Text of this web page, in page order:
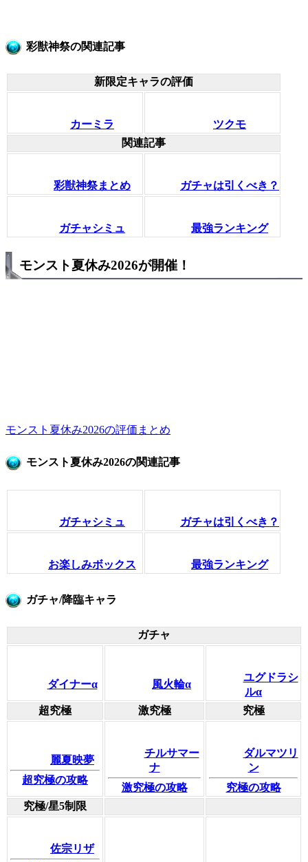
彩獣神祭の関連記事
新限定キャラの評価
カーミラ
ツクモ
関連記事
彩獣神祭まとめ ガチャは引くべき？
ガチャシミュ 最強ランキング
モンスト夏休み2026が開催！
モンスト夏休み2026の評価まとめ
モンスト夏休み2026の関連記事
ガチャシミュ ガチャは引くべき？
お楽しみボックス 最強ランキング
ガチャ/降臨キャラ
ガチャ
ダイナーα 風火輪α
ユグドラシ
ルα
超究極
激究極 究極
麗夏映夢
超究極の攻略
チルサマー
ナ
激究極の攻略
ダルマツリ
ン
究極の攻略
究極/星5制限
佐宗リザ